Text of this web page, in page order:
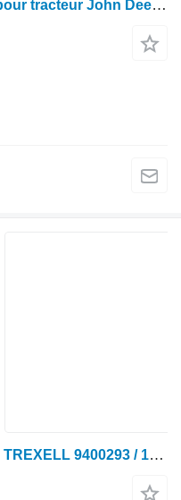
John Deere shyna RE323041 pour tracteur John Deere 8130, 8230, 8330, 8430, 8530, 8310r, 8230r, 8330r, 8335r
Chenille en caoutchouc Tagex TREXELL 9400293 / 18x47x7 DRB pour tracteur à chenilles John Deere 8100T, 8110T, 8120T, 8200T, 8210T, 8220T, 8230T, 8300T, 8310T, 8320T, 8330T, 8400T, 8410T, 8420T, 8430T